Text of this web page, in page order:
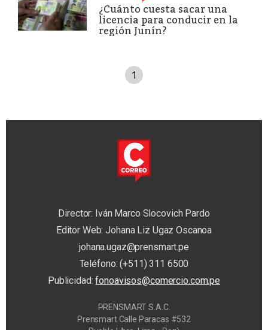
¿Cuánto cuesta sacar una
licencia para conducir en la
región Junín?
1
Director: Iván Marco Slocovich Pardo
Editor Web: Johana Liz Ugaz Oscanoa
johana.ugaz@prensmart.pe
Teléfono: (+511) 311 6500
Publicidad:fonoavisos@comercio.com.pe
PRENSMART S.A.C.
Prensmart Calle Paracas #532